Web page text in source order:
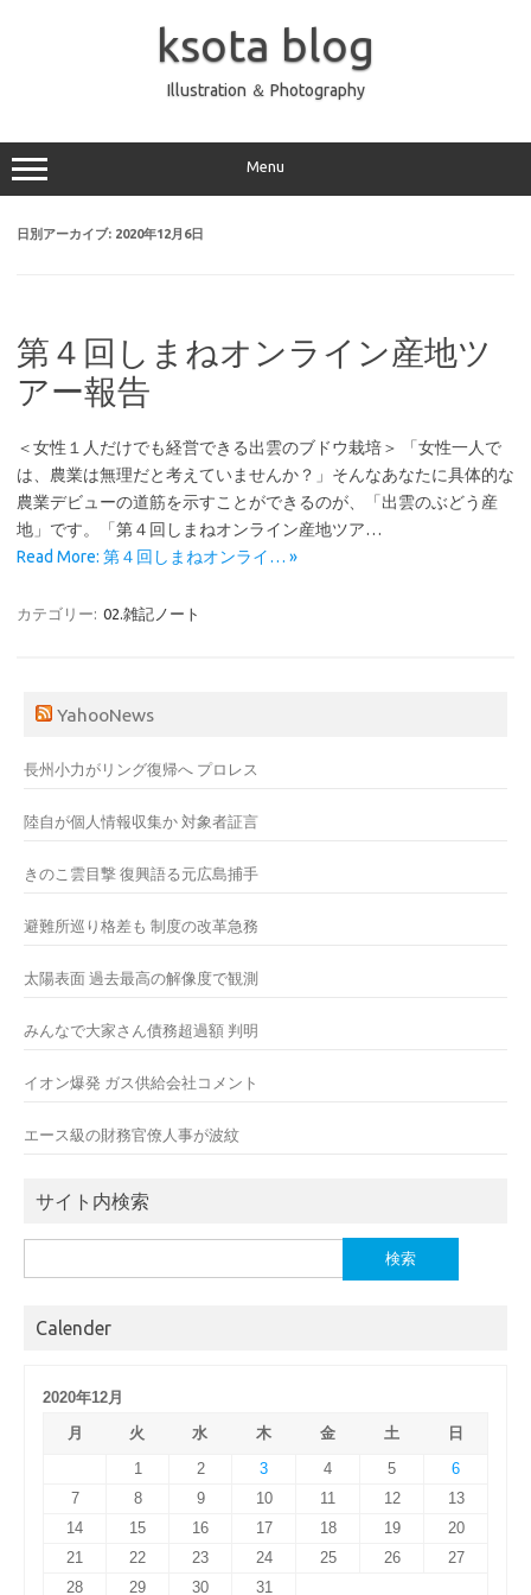
ッ
プ
ksota blog
Illustration ＆ Photography
Menu
日別アーカイブ: 2020年12月6日
第４回しまねオンライン産地ツ
アー報告
＜女性１人だけでも経営できる出雲のブドウ栽培＞ 「女性一人で
は、農業は無理だと考えていませんか？」そんなあなたに具体的な
農業デビューの道筋を示すことができるのが、「出雲のぶどう産
地」です。「第４回しまねオンライン産地ツア…
Read More: 第４回しまねオンライ… »
カテゴリー: 02.雑記ノート
YahooNews
長州小力がリング復帰へ プロレス
陸自が個人情報収集か 対象者証言
きのこ雲目撃 復興語る元広島捕手
避難所巡り格差も 制度の改革急務
太陽表面 過去最高の解像度で観測
みんなで大家さん債務超過額 判明
イオン爆発 ガス供給会社コメント
エース級の財務官僚人事が波紋
サイト内検索
索:
Calender
2020年12月
月
火 水 木 金 土
日
1
2 3 4 5
6
7
8 9 10 11 12
13
14
15 16 17 18 19
20
21
22 23 24 25 26
27
28
29 30 31